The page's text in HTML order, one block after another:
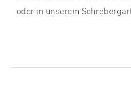
oder in unserem